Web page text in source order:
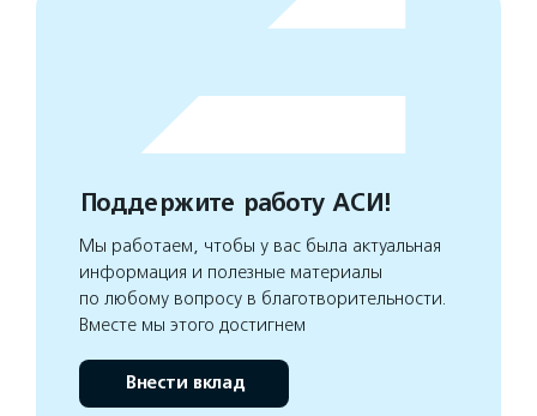
Поддержите работу АСИ!
Мы работаем, чтобы у вас была актуальная
информация и полезные материалы
по любому вопросу в благотворительности.
Вместе мы этого достигнем
Внести вклад